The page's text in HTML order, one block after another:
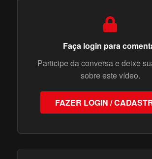
Faça login para
Participe da conversa e deixe
sobre este vídeo.
FAZER LOGIN /